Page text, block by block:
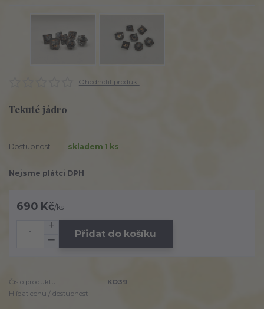
Ohodnotit produkt
Tekuté jádro
Dostupnost skladem 1 ks
Nejsme plátci DPH
690 Kč/ks
Přidat do košíku
Číslo produktu:
KO39
Hlídat cenu / dostupnost